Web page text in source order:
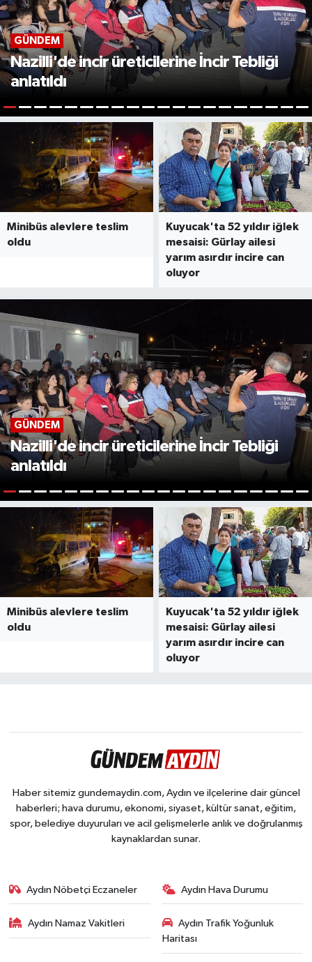
GÜNDEM
Nazilli'de incir üreticilerine İncir Tebliği
anlatıldı
1 2 3 4 5 6 7 8 9 10 121314151617 181920
Minibüs alevlere teslim
oldu
Kuyucak'ta 52 yıldır iğlek
mesaisi: Gürlay ailesi
yarım asırdır incire can
oluyor
GÜNDEM
Nazilli'de incir üreticilerine İncir Tebliği
anlatıldı
1 2 3 4 5 6 7 8 9 10 121314151617 181920
Minibüs alevlere teslim
oldu
Kuyucak'ta 52 yıldır iğlek
mesaisi: Gürlay ailesi
yarım asırdır incire can
oluyor
Haber sitemiz gundemaydin.com, Aydın ve ilçelerine dair güncel
haberleri; hava durumu, ekonomi, siyaset, kültür sanat, eğitim,
spor, belediye duyuruları ve acil gelişmelerle anlık ve doğrulanmış
kaynaklardan sunar.
Aydın Nöbetçi Eczaneler Aydın Hava Durumu
Aydın Namaz Vakitleri
Aydın Trafik Yoğunluk
Haritası